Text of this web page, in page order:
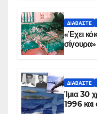
ΔΙΑΒΆΣΤΕ
«Έχει
σίγουρα»
ΔΙΑΒΆΣΤΕ
Ίμια 30